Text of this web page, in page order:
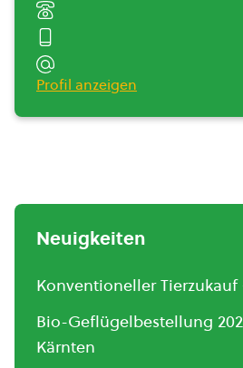
Profil anzeigen
Neuigkeiten
Konventioneller Tierzukauf
Bio-Geflügelbestellung
Kärnten